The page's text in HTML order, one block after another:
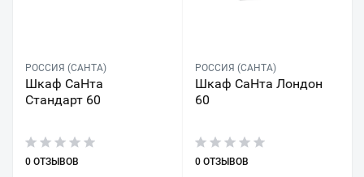
РОССИЯ (САНТА)
Шкаф СаНта
Стандарт 60
0 ОТЗЫВОВ
РОССИЯ (САНТА)
Шкаф СаНта Лондон
60
0 ОТЗЫВОВ